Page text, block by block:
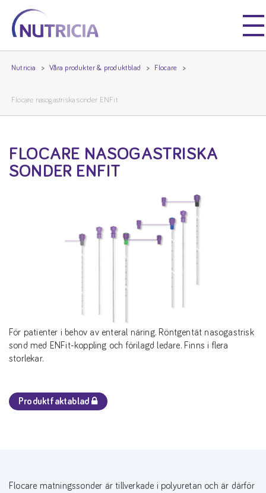
Nutricia
Nutricia
Nutricia Våra produkter & produktblad Flocare
Flocare nasogastriska sonder ENFit
FLOCARE NASOGASTRISKA
SONDER ENFIT
För patienter i behov av enteral näring. Röntgentät nasogastrisk
sond med ENFit-koppling och förilagd ledare. Finns i flera
storlekar.
Produktfaktablad
Flocare matningssonder är tillverkade i polyuretan och är därför